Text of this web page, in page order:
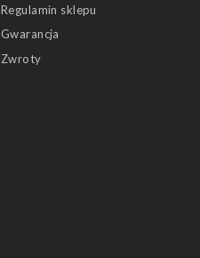
Regulamin sklepu
Gwarancja
Zwroty